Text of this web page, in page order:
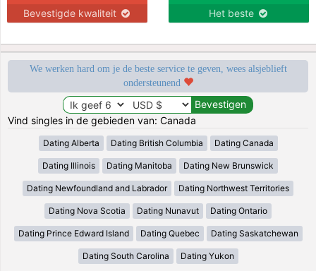
Bevestigde kwaliteit Het beste
We werken hard om je de beste service te geven, wees alsjeblieft
ondersteunend
Vind singles in de gebieden van: Canada
Dating Alberta Dating British Columbia Dating Canada
Dating Illinois Dating Manitoba Dating New Brunswick
Dating Newfoundland and Labrador Dating Northwest Territories
Dating Nova Scotia Dating Nunavut Dating Ontario
Dating Prince Edward Island Dating Quebec Dating Saskatchewan
Dating South Carolina Dating Yukon